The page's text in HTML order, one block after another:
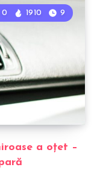
a oțet –
0 1910 9